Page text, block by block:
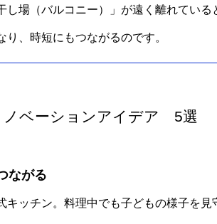
し場（バルコニー）」が遠く離れてい
、時短にもつながるのです。
ベーションアイデア 5選
ながる
キッチン。料理中でも子どもの様子を